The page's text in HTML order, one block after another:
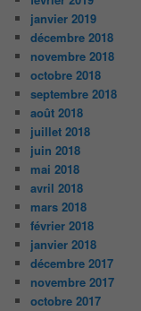
janvier 2019
décembre 2018
novembre 2018
octobre 2018
septembre 2018
août 2018
juillet 2018
juin 2018
mai 2018
avril 2018
mars 2018
février 2018
janvier 2018
décembre 2017
novembre 2017
octobre 2017